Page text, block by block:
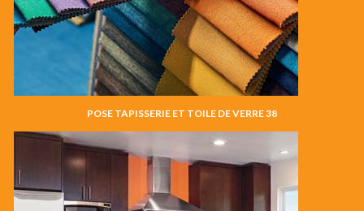
POSE TAPISSERIE ET TOILE DE VERRE 38